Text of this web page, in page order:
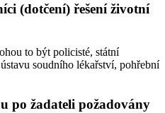
(dotčení) řešení životní
to být policisté, státní
soudního lékařství, pohřební
po žadateli požadovány